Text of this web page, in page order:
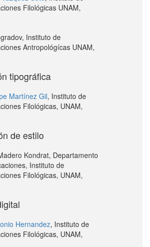
Filológicas UNAM,
Instituto de
Antropológícas UNAM,
tipográfica
Martínez Gil, Instituto de
Filológicas, UNAM,
de estilo
Kondrat, Departamento
Instituto de
Filológicas, UNAM,
Hernandez, Instituto de
Filológicas, UNAM,